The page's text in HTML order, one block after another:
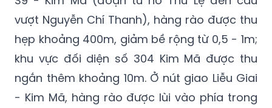
vượt Nguyễn Chí Thanh), hàng rào được thu
hẹp khoảng 400m, giảm bề rộng từ 0,5 - 1m;
khu vực đối diện số 304 Kim Mã được thu
ngắn thêm khoảng 10m. Ở nút giao Liễu Giai
- Kim Mã, hàng rào được lùi vào phía trong